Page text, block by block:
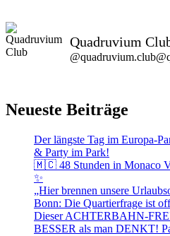
Quadruvium
Neueste Beiträge
Der längste Tag im Europa-
& Party im Park!
🇲🇨 48 Stunden in Monaco
✨
„Hier brennen unsere
Bonn: Die Quartierfrage ist
Dieser ACHTERBAHN-
BESSER als man DENKT!